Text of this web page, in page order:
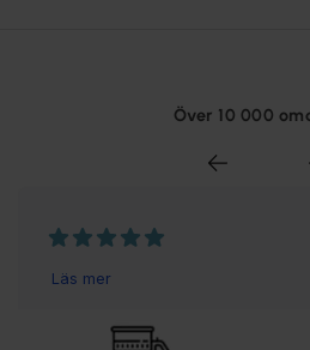
Över 10 000